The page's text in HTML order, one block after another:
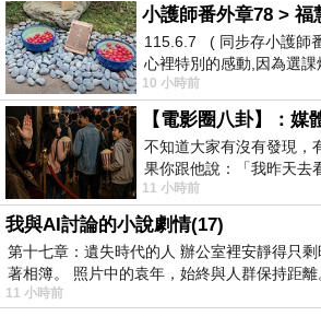
115.6.7 ( 同步存小護師
心裡特別的感動,因為選
智課的她,特來傾
10 小時前
不知道大家有沒有發現，
果你跟他說：「我昨天去
出一種慈祥的微笑，然後
11 小時前
我與AI討論的小說劇情(17)
第十七章：遺失時代的人 辦公室裡安靜得只
著相簿。 照片中的袁年，始終與人群保持距離
11 小時前